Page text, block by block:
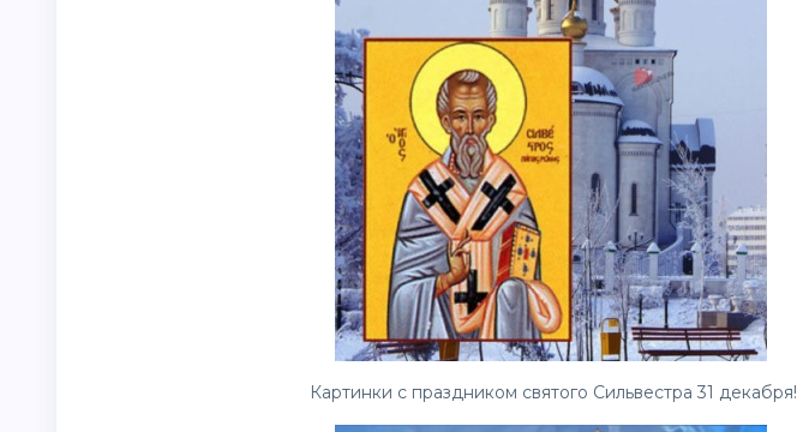
Картинки с праздником святого Сильвестра 31 декабря!